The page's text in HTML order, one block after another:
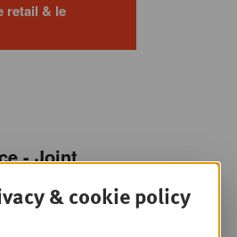
retail & le
- Joint
Succes aan de
& cookie policy